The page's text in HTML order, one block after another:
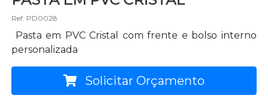
Ref: PD0028
Pasta em PVC Cristal com frente e bolso interno
personalizada
Solicitar Orçamento